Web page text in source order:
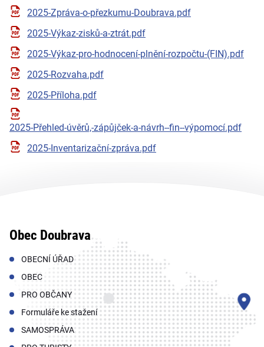
2025-Zpráva-o-přezkumu-Doubrava.pdf
2025-Výkaz-zisků-a-ztrát.pdf
2025-Výkaz-pro-hodnocení-plnění-rozpočtu-(FIN).pdf
2025-Rozvaha.pdf
2025-Příloha.pdf
2025-Přehled-úvěrů,-zápůjček-a-návrh--fin--výpomocí.pdf
2025-Inventarizační-zpráva.pdf
Obec Doubrava
OBECNÍ ÚŘAD
OBEC
PRO OBČANY
Formuláře ke stažení
SAMOSPRÁVA